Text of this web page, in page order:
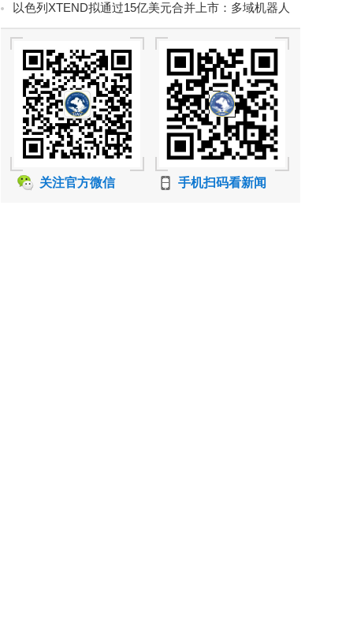
救援新格局，硬核空中救险！
以色列XTEND拟通过15亿美元合并上市：多域机器人
平台加速规模化
关注官方微信 手机扫码看新闻